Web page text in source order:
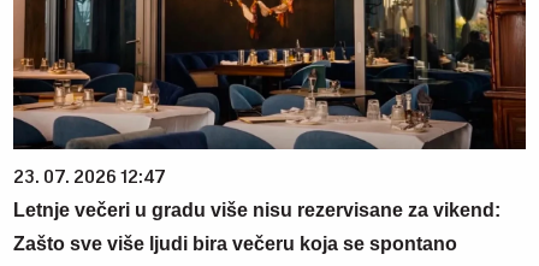
23. 07. 2026 12:47
Letnje večeri u gradu više nisu rezervisane za vikend:
Zašto sve više ljudi bira večeru koja se spontano